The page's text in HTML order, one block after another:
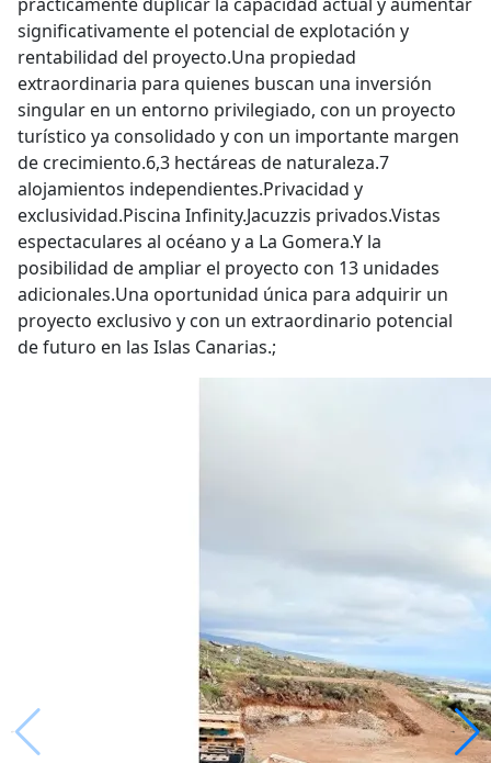
significativamente el potencial de explotación y
rentabilidad del proyecto.Una propiedad
extraordinaria para quienes buscan una inversión
singular en un entorno privilegiado, con un proyecto
turístico ya consolidado y con un importante margen
de crecimiento.6,3 hectáreas de naturaleza.7
alojamientos independientes.Privacidad y
exclusividad.Piscina Infinity.Jacuzzis privados.Vistas
espectaculares al océano y a La Gomera.Y la
posibilidad de ampliar el proyecto con 13 unidades
adicionales.Una oportunidad única para adquirir un
proyecto exclusivo y con un extraordinario potencial
de futuro en las Islas Canarias.;